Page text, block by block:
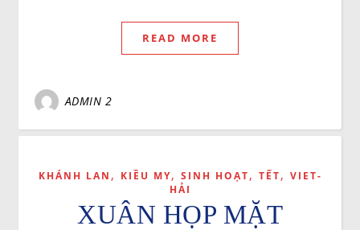
READ MORE
ADMIN 2
KHÁNH LAN , KIỀU MY, SINH HOẠT, TẾT, VIET-
HẢI
XUÂN HỌP MẶT